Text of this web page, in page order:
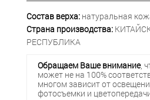
Состав верха: натуральная
Страна производства:
РЕСПУБЛИКА
Обращаем Ваше внимание,
может не на 100%
многом зависит от
фотосъемки и